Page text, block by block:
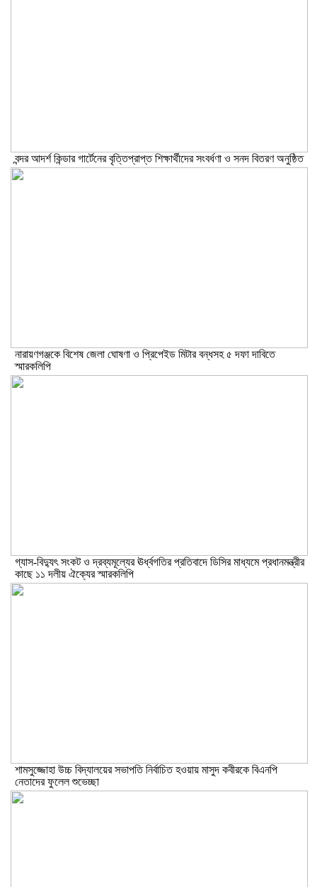
বন্দর আদর্শ কিন্ডার গার্টেনের বৃত্তিপ্রাপ্ত শিক্ষার্থীদের সংবর্ধণা ও সনদ বিতরণ অনুষ্ঠিত
নারায়ণগঞ্জকে বিশেষ জেলা ঘোষণা ও প্রিপেইড মিটার বন্ধসহ ৫ দফা দাবিতে
স্মারকলিপি
গ্যাস-বিদ্যুৎ সংকট ও দ্রব্যমূল্যের ঊর্ধ্বগতির প্রতিবাদে ডিসির মাধ্যমে প্রধানমন্ত্রীর
কাছে ১১ দলীয় ঐক্যের স্মারকলিপি
শামসুজ্জোহা উচ্চ বিদ্যালয়ের সভাপতি নির্বাচিত হওয়ায় মাসুদ কবীরকে বিএনপি
নেতাদের ফুলেল শুভেচ্ছা